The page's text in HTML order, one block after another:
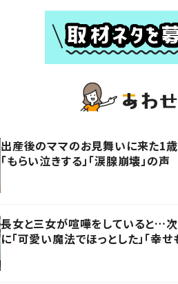
出産後のママのお見舞いに来た1
「もらい泣きする」「涙腺崩壊」の声
長女と三女が喧嘩をしていると…
に「可愛い魔法でほっとした」「幸